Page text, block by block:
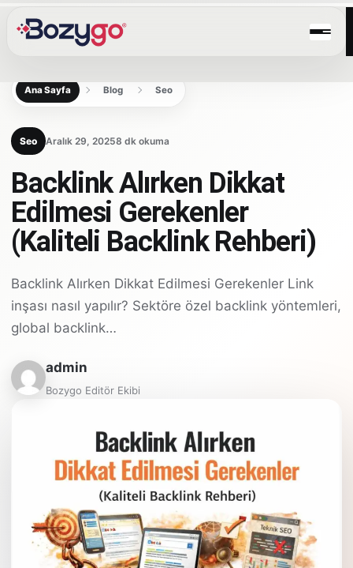
Ana Sayfa Blog Seo
Seo Aralık 29, 20258 dk okuma
Backlink Alırken Dikkat
Edilmesi Gerekenler
(Kaliteli Backlink Rehberi)
Backlink Alırken Dikkat Edilmesi Gerekenler Link
inşası nasıl yapılır? Sektöre özel backlink yöntemleri,
global backlink…
admin
Bozygo Editör Ekibi